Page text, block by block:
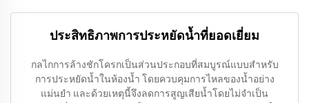
ประสิทธิภาพการประหยัดน้ำที่ยอดเยี่ยม
กลไกการล้างชักโครกเป็นส่วนประกอบที่สมบูรณ์แบบสำหรับ
การประหยัดน้ำในห้องน้ำ โดยควบคุมการไหลของน้ำอย่าง
แม่นยำ และด้วยเหตุนี้จึงลดการสูญเสียน้ำโดยไม่จำเป็น